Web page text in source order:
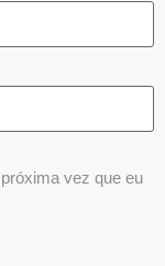
vez que eu